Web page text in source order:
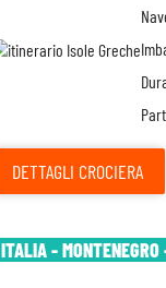
DETTAGLI CROCIERA
ITALIA - MONTENEGRO